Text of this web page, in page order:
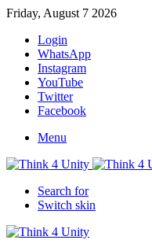
Friday, August 7 2026
Login
WhatsApp
Instagram
YouTube
Twitter
Facebook
Menu
Search for
Switch skin